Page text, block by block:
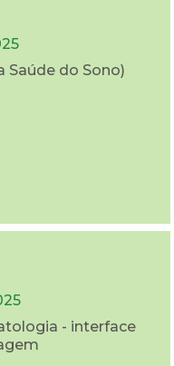
Saúde do Sono)
- interface